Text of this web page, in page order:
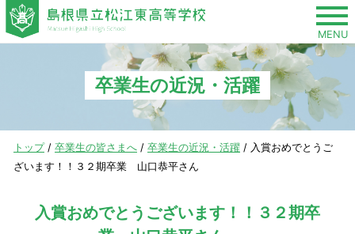
このページの本文へ
MENU
卒業生の近況・活躍
現
在
トップ/ 卒業生の皆さまへ / 卒業生の近況・活躍 / 入賞おめでとうご
ざいます！！３２期卒業 山口恭平さん
入賞おめでとうございます！！３２期卒